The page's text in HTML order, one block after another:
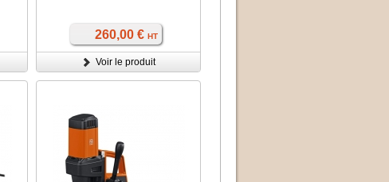
260,00 € HT
Voir le produit